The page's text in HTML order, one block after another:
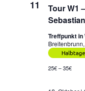
11
Tour W1
Treffpunkt
25€ – 35€